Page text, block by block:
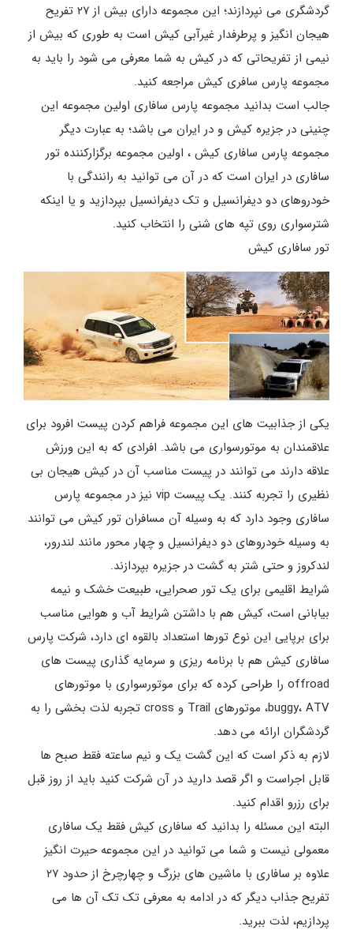
گردشگری می نپردازند؛ این مجموعه دارای بیش از ۲۷ تفریح
هیجان انگیز و پرطرفدار غیرآبی کیش است به طوری که بیش از
نیمی از تفریحاتی که در کیش به شما معرفی می شود را باید به
مجموعه پارس سافری کیش مراجعه کنید.
جالب است بدانید مجموعه پارس سافاری اولین مجموعه این
چنینی در جزیره کیش و در ایران می باشد؛ به عبارت دیگر
مجموعه پارس سافاری کیش ، اولین مجموعه برگزارکننده تور
سافاری در ایران است که در آن می توانید به رانندگی با
خودروهای دو دیفرانسیل و تک دیفرانسیل بپردازید و یا اینکه
شترسواری روی تپه های شنی را انتخاب کنید.
تور سافاری کیش
یکی از جذابیت های این مجموعه فراهم کردن پیست افرود برای
علاقمندان به موتورسواری می باشد. افرادی که به این ورزش
علاقه دارند می توانند در پیست مناسب آن در کیش هیجان بی
نظیری را تجربه کنند. یک پیست vip نیز در مجموعه پارس
سافاری وجود دارد که به وسیله آن مسافران تور کیش می توانند
به وسیله خودروهای دو دیفرانسیل و چهار محور مانند لندرور،
لندکروز و حتی شتر به گشت در جزیره بپردازند.
شرایط اقلیمی برای یک تور صحرایی، طبیعت خشک و نیمه
بیابانی است، کیش هم با داشتن شرایط آب و هوایی مناسب
برای برپایی این نوع تورها استعداد بالقوه ای دارد، شرکت پارس
سافاری کیش هم با برنامه ریزی و سرمایه گذاری پیست های
offroad را طراحی کرده که برای موتورسواری با موتورهای
buggy، ATV، موتورهای Trail و cross تجربه لذت بخشی را به
گردشگران ارائه می دهد.
لازم به ذکر است که این گشت یک و نیم ساعته فقط صبح ها
قابل اجراست و اگر قصد دارید در آن شرکت کنید باید از روز قبل
برای رزرو اقدام کنید.
البته این مسئله را بدانید که سافاری کیش فقط یک سافاری
معمولی نیست و شما می توانید در این مجموعه حیرت انگیز
علاوه بر سافاری با ماشین های بزرگ و چهارچرخ از حدود ۲۷
تفریح جذاب دیگر که در ادامه به معرفی تک تک آن ها می
پردازیم، لذت ببرید.